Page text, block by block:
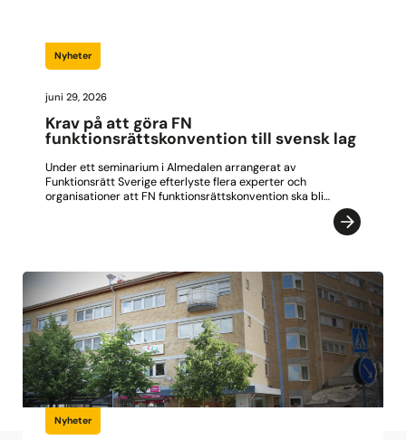
Nyheter
juni 29, 2026
Krav på att göra FN
funktionsrättskonvention till svensk lag
Under ett seminarium i Almedalen arrangerat av
Funktionsrätt Sverige efterlyste flera experter och
organisationer att FN funktionsrättskonvention ska bli…
Nyheter